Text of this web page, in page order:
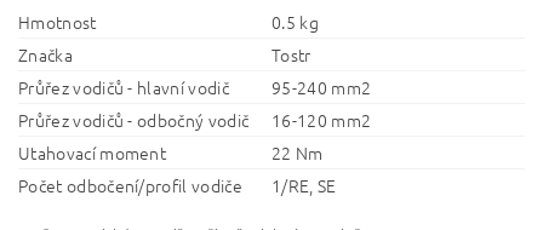
Hmotnost
0.5 kg
Značka
Tostr
Průřez vodičů - hlavní vodič
95-240 mm2
Průřez vodičů - odbočný vodič
16-120 mm2
Utahovací moment
22 Nm
Počet odbočení/profil vodiče
1/RE, SE